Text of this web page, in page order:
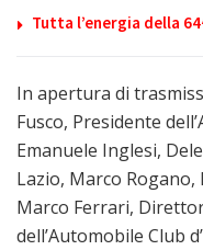
Tutta l’energia della
In apertura di
Fusco, Presidente
Emanuele Inglesi,
Lazio, Marco
Marco Ferrari,
dell’Automobile Club